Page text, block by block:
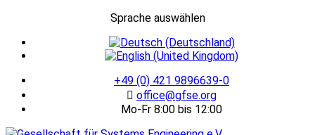
Sprache auswählen
+49 (0) 421 9896639-0
office@gfse.org
Mo-Fr 8:00 bis 12:00